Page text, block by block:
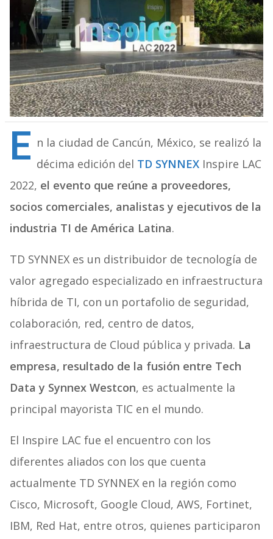
E n la ciudad de Cancún, México, se realizó la
décima edición del TD SYNNEXInspire LAC
2022, el evento que reúne a proveedores,
socios comerciales, analistas y ejecutivos de la
industria TI de América Latina.
TD SYNNEX es un distribuidor de tecnología de
valor agregado especializado en infraestructura
híbrida de TI, con un portafolio de seguridad,
colaboración, red, centro de datos,
infraestructura de Cloud pública y privada. La
empresa, resultado de la fusión entre Tech
Data y Synnex Westcon, es actualmente la
principal mayorista TIC en el mundo.
El Inspire LAC fue el encuentro con los
diferentes aliados con los que cuenta
actualmente TD SYNNEX en la región como
Cisco, Microsoft, Google Cloud, AWS, Fortinet,
IBM, Red Hat, entre otros, quienes participaron